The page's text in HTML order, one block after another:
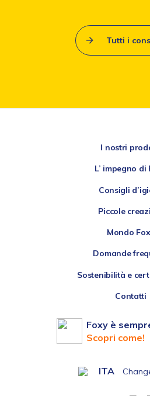
Tutti i
I nostri
L’ impegno di
Consigli
Piccole
Mondo
Domande
Sostenibilità e
Contatti
Foxy è
Scopri come!
ITA